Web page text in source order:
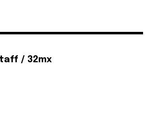
/ 32mx